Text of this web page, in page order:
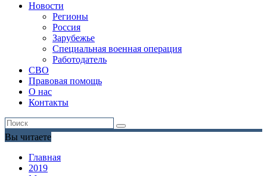
Новости
Регионы
Россия
Зарубежье
Специальная военная операция
Работодатель
СВО
Правовая помощь
О нас
Контакты
Вы читаете
Главная
2019